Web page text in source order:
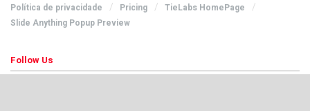
Política de privacidade
Pricing
TieLabs HomePage
Slide Anything Popup Preview
Follow Us